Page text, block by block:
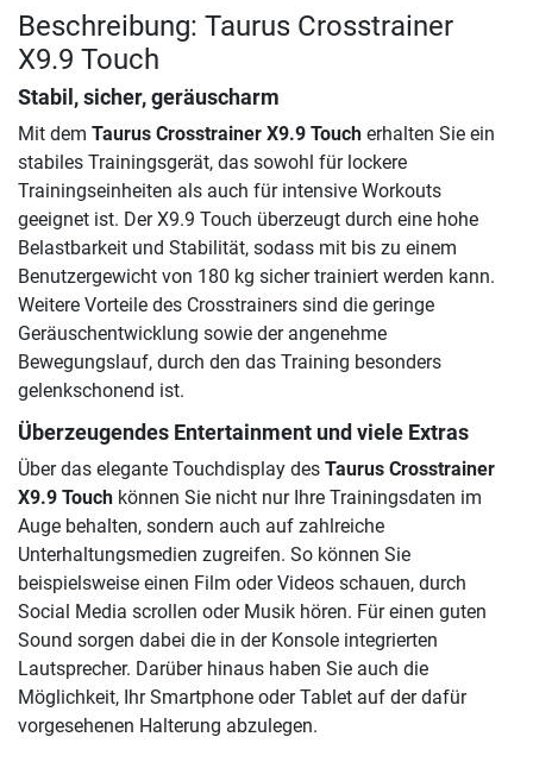
Beschreibung: Taurus Crosstrainer
X9.9 Touch
Stabil, sicher, geräuscharm
Mit dem Taurus Crosstrainer X9.9 Touch erhalten Sie ein
stabiles Trainingsgerät, das sowohl für lockere
Trainingseinheiten als auch für intensive Workouts
geeignet ist. Der X9.9 Touch überzeugt durch eine hohe
Belastbarkeit und Stabilität, sodass mit bis zu einem
Benutzergewicht von 180 kg sicher trainiert werden kann.
Weitere Vorteile des Crosstrainers sind die geringe
Geräuschentwicklung sowie der angenehme
Bewegungslauf, durch den das Training besonders
gelenkschonend ist.
Überzeugendes Entertainment und viele Extras
Über das elegante Touchdisplay des Taurus Crosstrainer
X9.9 Touch können Sie nicht nur Ihre Trainingsdaten im
Auge behalten, sondern auch auf zahlreiche
Unterhaltungsmedien zugreifen. So können Sie
beispielsweise einen Film oder Videos schauen, durch
Social Media scrollen oder Musik hören. Für einen guten
Sound sorgen dabei die in der Konsole integrierten
Lautsprecher. Darüber hinaus haben Sie auch die
Möglichkeit, Ihr Smartphone oder Tablet auf der dafür
vorgesehenen Halterung abzulegen.